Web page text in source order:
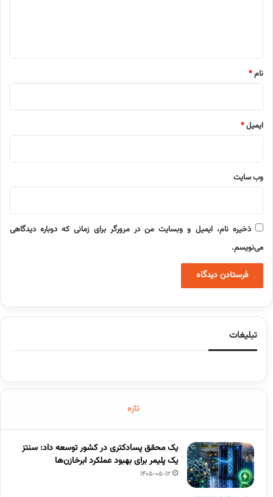
نام*
ایمیل*
وب‌ سایت
ذخیره نام، ایمیل و وبسایت من در مرورگر برای زمانی که دوباره دیدگاهی
می‌نویسم.
تبلیغات
تازه
یک محقق پسادکتری در کشور توسعه داد: سنتز
یک پلیمر برای بهبود عملکرد ابرخازن‌ها
1405-05-12